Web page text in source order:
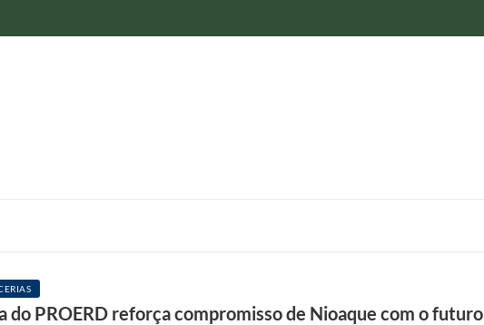
PROERD reforça compromisso de Nioaque com o futuro